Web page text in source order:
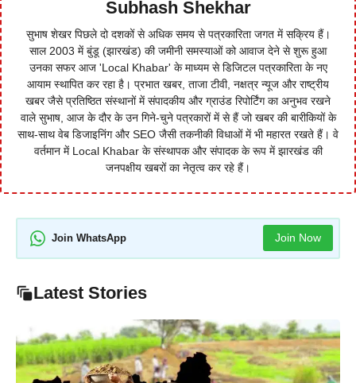
Subhash Shekhar
सुभाष शेखर पिछले दो दशकों से अधिक समय से पत्रकारिता जगत में सक्रिय हैं।
साल 2003 में बुंडू (झारखंड) की जमीनी समस्याओं को आवाज देने से शुरू हुआ
उनका सफर आज 'Local Khabar' के माध्यम से डिजिटल पत्रकारिता के नए
आयाम स्थापित कर रहा है। प्रभात खबर, ताजा टीवी, नक्षत्र न्यूज और राष्ट्रीय
खबर जैसे प्रतिष्ठित संस्थानों में संपादकीय और ग्राउंड रिपोर्टिंग का अनुभव रखने
वाले सुभाष, आज के दौर के उन गिने-चुने पत्रकारों में से हैं जो खबर की बारीकियों के
साथ-साथ वेब डिजाइनिंग और SEO जैसी तकनीकी विधाओं में भी महारत रखते हैं। वे
वर्तमान में Local Khabar के संस्थापक और संपादक के रूप में झारखंड की
जनपक्षीय खबरों का नेतृत्व कर रहे हैं।
Join WhatsApp Join Now
Latest Stories